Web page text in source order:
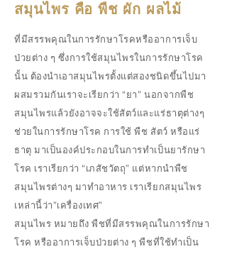
สมุนไพร คือ พืช ผัก ผลไม้
ที่มีสรรพคุณในการรักษาโรคหรืออาการเจ็บ
ป่วยต่าง ๆ ซึ่งการใช้สมุนไพรในการรักษาโรค
นั้น ต้องนำเอาสมุนไพรตั้งแต่สองชนิดขึ้นไปมา
ผสมรวมกันเราจะเรียกว่า “ยา” นอกจากพืช
สมุนไพรแล้วยังอาจจะใช้สัตว์และแร่ธาตุต่างๆ
ช่วยในการรักษาโรค การใช้ พืช สัตว์ หรือแร่
ธาตุ มาเป็นองค์ประกอบในการทำเป็นยารักษา
โรค เราเรียกว่า “เภสัชวัตถุ” แต่หากนำพืช
สมุนไพรต่างๆ มาทำอาหาร เราเรียกสมุนไพร
เหล่านี้ว่า”เครื่องเทศ”
สมุนไพร หมายถึง พืชที่มีสรรพคุณในการรักษา
โรค หรืออาการเจ็บป่วยต่าง ๆ พืชที่ใช้ทำเป็น